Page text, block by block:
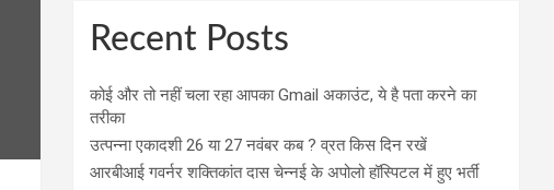
Recent Posts
कोई और तो नहीं चला रहा आपका Gmail अकाउंट, ये है पता करने का
तरीका
उत्पन्ना एकादशी 26 या 27 नवंबर कब ? व्रत किस दिन रखें
आरबीआई गवर्नर शक्तिकांत दास चेन्नई के अपोलो हॉस्पिटल में हुए भर्ती